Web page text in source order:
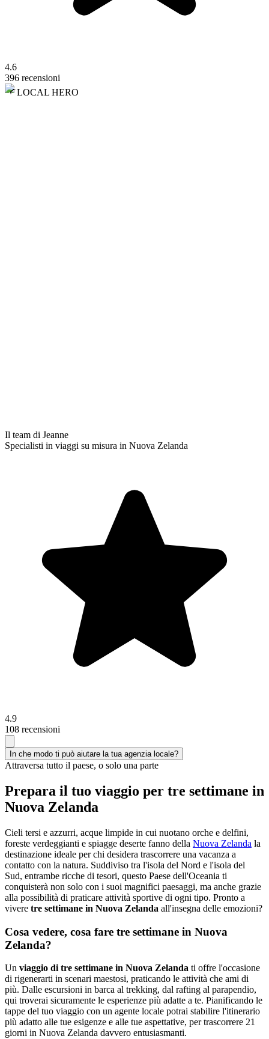
4.6
396 recensioni
LOCAL HERO
Il team di Jeanne
Specialisti in viaggi su misura in Nuova Zelanda
4.9
108 recensioni
In che modo ti può aiutare la tua agenzia locale?
Attraversa tutto il paese, o solo una parte
Prepara il tuo viaggio per tre settimane in
Nuova Zelanda
Cieli tersi e azzurri, acque limpide in cui nuotano orche e delfini,
foreste verdeggianti e spiagge deserte fanno della Nuova Zelanda la
destinazione ideale per chi desidera trascorrere una vacanza a
contatto con la natura. Suddiviso tra l'isola del Nord e l'isola del
Sud, entrambe ricche di tesori, questo Paese dell'Oceania ti
conquisterà non solo con i suoi magnifici paesaggi, ma anche grazie
alla possibilità di praticare attività sportive di ogni tipo. Pronto a
vivere tre settimane in Nuova Zelanda all'insegna delle emozioni?
Cosa vedere, cosa fare tre settimane in Nuova
Zelanda?
Un viaggio di tre settimane in Nuova Zelanda ti offre l'occasione
di rigenerarti in scenari maestosi, praticando le attività che ami di
più. Dalle escursioni in barca al trekking, dal rafting al parapendio,
qui troverai sicuramente le esperienze più adatte a te. Pianificando le
tappe del tuo viaggio con un agente locale potrai stabilire l'itinerario
più adatto alle tue esigenze e alle tue aspettative, per trascorrere 21
giorni in Nuova Zelanda davvero entusiasmanti.